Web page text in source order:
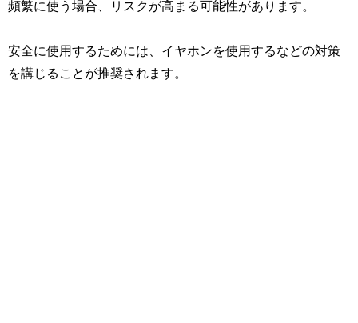
頻繁に使う場合、リスクが高まる可能性があります。
安全に使用するためには、イヤホンを使用するなどの対策
を講じることが推奨されます。